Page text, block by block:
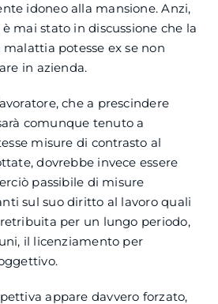
idoneo alla mansione. Anzi,
mai stato in discussione che la
malattia potesse ex se non
in azienda.
che a prescindere
comunque tenuto a
misure di contrasto al
dovrebbe invece essere
passibile di misure
sul suo diritto al lavoro quali
per un lungo periodo,
il licenziamento per
appare davvero forzato,